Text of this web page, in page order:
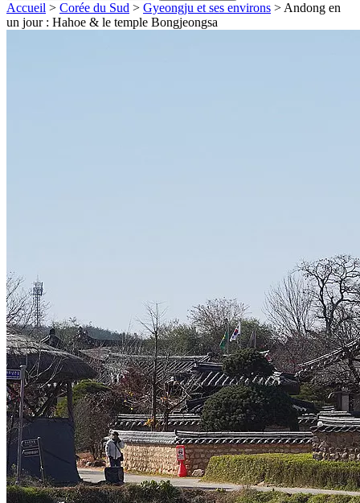
Accueil > Corée du Sud > Gyeongju et ses environs > Andong en
un jour : Hahoe & le temple Bongjeongsa